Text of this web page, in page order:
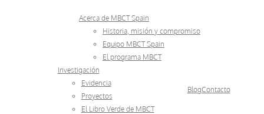
Acerca de MBCT Spain
Historia, misión y compromiso
Equipo MBCT Spain
El programa MBCT
Investigación
Evidencia
Proyectos
El Libro Verde de MBCT
BlogContacto